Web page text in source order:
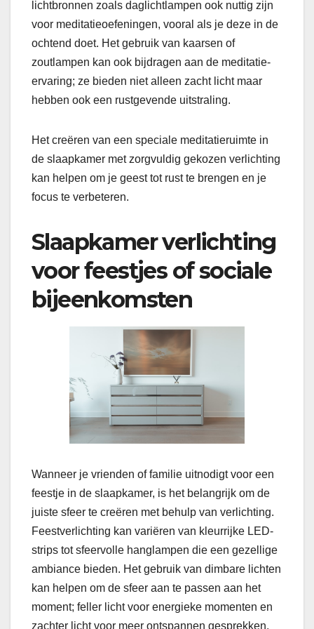
lichtbronnen zoals daglichtlampen ook nuttig zijn
voor meditatieoefeningen, vooral als je deze in de
ochtend doet. Het gebruik van kaarsen of
zoutlampen kan ook bijdragen aan de meditatie-
ervaring; ze bieden niet alleen zacht licht maar
hebben ook een rustgevende uitstraling.
Het creëren van een speciale meditatieruimte in
de slaapkamer met zorgvuldig gekozen verlichting
kan helpen om je geest tot rust te brengen en je
focus te verbeteren.
Slaapkamer verlichting
voor feestjes of sociale
bijeenkomsten
Wanneer je vrienden of familie uitnodigt voor een
feestje in de slaapkamer, is het belangrijk om de
juiste sfeer te creëren met behulp van verlichting.
Feestverlichting kan variëren van kleurrijke LED-
strips tot sfeervolle hanglampen die een gezellige
ambiance bieden. Het gebruik van dimbare lichten
kan helpen om de sfeer aan te passen aan het
moment; feller licht voor energieke momenten en
zachter licht voor meer ontspannen gesprekken.